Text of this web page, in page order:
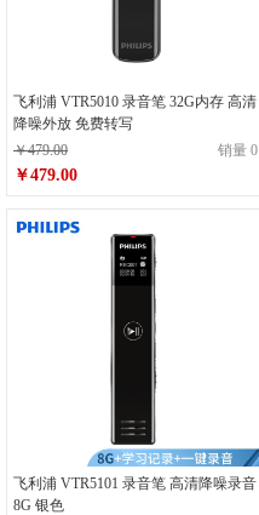
飞利浦 VTR5010 录音笔 32G内存 高清
降噪外放 免费转写
￥479.00
销量 0
￥479.00
飞利浦 VTR5101 录音笔 高清降噪录音
8G 银色